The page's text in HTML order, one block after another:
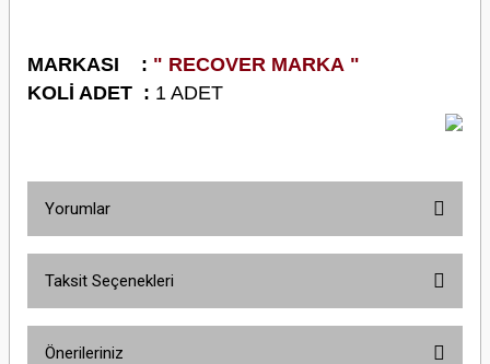
MARKASI : " RECOVER MARKA "
KOLİ ADET : 1 ADET
Yorumlar
Taksit Seçenekleri
Önerileriniz